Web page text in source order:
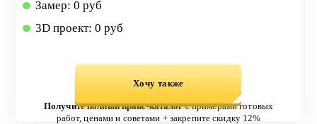
Замер: 0 руб
3D проект: 0 руб
Хочу также
Получите полный прайс-каталогс примерами готовых
работ, ценами и советами + закрепите скидку 12%